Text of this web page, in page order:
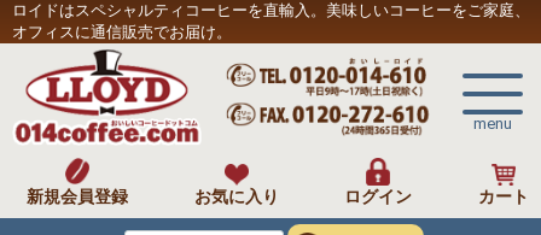
ロイドはスペシャルティコーヒーを直輸入。美味しいコーヒーをご家庭、
オフィスに通信販売でお届け。
menu
新規会員登録 お気に入り ログイン カート